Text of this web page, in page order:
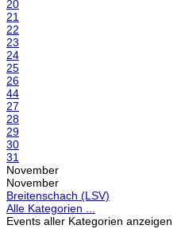
20
21
22
23
24
25
26
44
27
28
29
30
31
November
November
Breitenschach (LSV)
Alle Kategorien ...
Events aller Kategorien anzeigen